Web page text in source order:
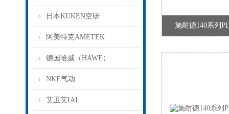
日本KUKEN空研
阿美特克AMETEK
德国哈威（HAWE）
NKE气动
艾卫艾IAI
施耐德140系列